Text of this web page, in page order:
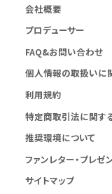
会社概要
プロデューサー
FAQ&お問い合わせ
個人情報の取扱いに
利用規約
特定商取引法に関す
推奨環境について
ファンレター・プレゼ
サイトマップ